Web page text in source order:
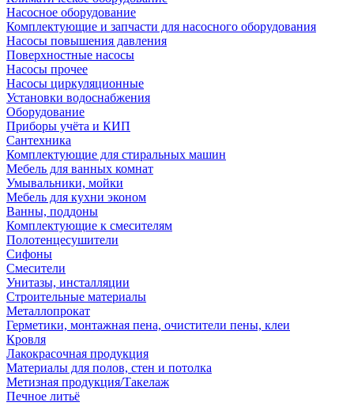
Насосное оборудование
Комплектующие и запчасти для насосного оборудования
Насосы повышения давления
Поверхностные насосы
Насосы прочее
Насосы циркуляционные
Установки водоснабжения
Оборудование
Приборы учёта и КИП
Сантехника
Комплектующие для стиральных машин
Мебель для ванных комнат
Умывальники, мойки
Мебель для кухни эконом
Ванны, поддоны
Комплектующие к смесителям
Полотенцесушители
Сифоны
Смесители
Унитазы, инсталляции
Строительные материалы
Металлопрокат
Герметики, монтажная пена, очистители пены, клеи
Кровля
Лакокрасочная продукция
Материалы для полов, стен и потолка
Метизная продукция/Такелаж
Печное литьё